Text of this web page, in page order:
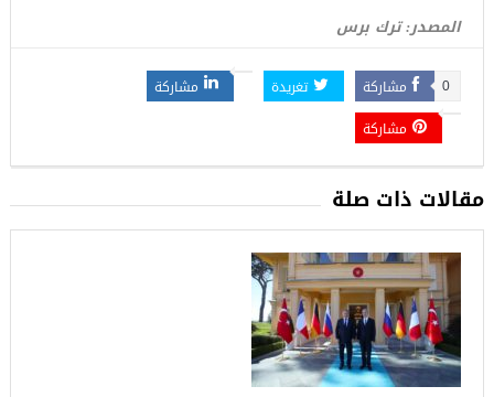
المصدر: ترك برس
مشاركة 0 تغريدة
مشاركة
مشاركة
مقالات ذات صلة